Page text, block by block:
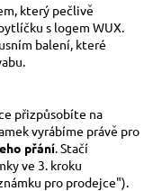
který pečlivě
s logem WUX.
balení, které
přizpůsobíte na
vyrábíme právě pro
přání . Stačí
ve 3. kroku
pro prodejce").